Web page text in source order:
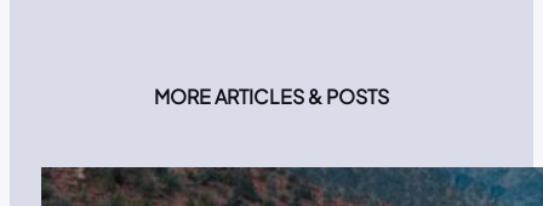
MORE ARTICLES & POSTS